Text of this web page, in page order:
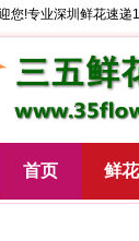
您!专业深圳鲜花速递
首页 鲜花